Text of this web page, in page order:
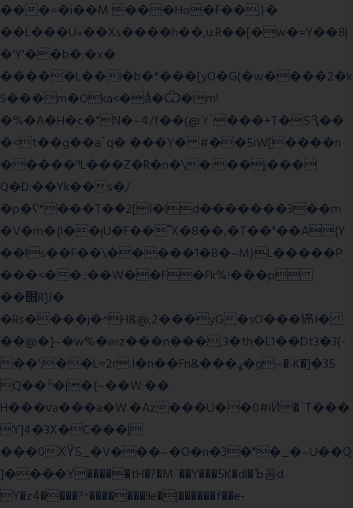
���=�i��M ���Ho�F��;}�
��L���U»��Xs����h��,u:R��[�w�=Y��8|
�'Y'��b�:�x�
�����L��i�b�*���[yO�G(�w����2�k
S���m�Oka<�ǻ�Ѿ�m!
�%�A�H�c�"N�~4/f��(@ʿr`���+T�5Ԇ��
�<t��g��a`q� ���Y� #��5iW[����n
�����'!L���Z�R�n�\�:��j���
Q�D:��Yk��s�/
�p�ʕ*���T�ؘ�2[I�ld�������3��m
�V�m�{I��jU�F��˭X�8��,�T��"��A{Y
��ls��F��\�����1�8�~M}L�����P
���<��:;��W��F�Fk%ʴ���p
��׫R]J�
�Rs����j�^H&@;2���yG�sO���ѬI�
��@�]~�w%�ஸz���n���,3�th�L1��Dt3�3(-
��':��L=2r.I�n��Fn&���ߩ�g~�˴K�]�35
Q��ׯ�|�{~��W:��
H���νa���a�W.�Az���U��0#iӤ�`T���
Y]4�3X�C���|
���0ХΫ5_�V���~�O�n�3�"�_�~U��Q
]����Y�����tH�?�M`��Y���5K�dl�Ъ꼼d
Y�z4����?^�������!le�|������f��e-